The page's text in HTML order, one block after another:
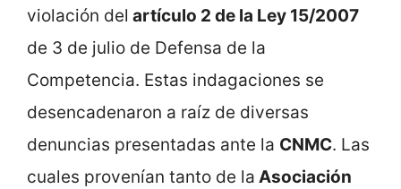
violación del artículo 2 de la Ley 15/2007
de 3 de julio de Defensa de la
Competencia. Estas indagaciones se
desencadenaron a raíz de diversas
denuncias presentadas ante la CNMC. Las
cuales provenían tanto de la Asociación